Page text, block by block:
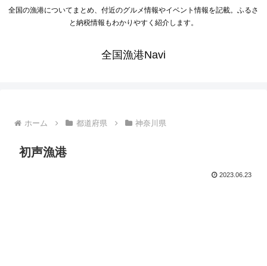
全国の漁港についてまとめ、付近のグルメ情報やイベント情報を記載。ふるさ
と納税情報もわかりやすく紹介します。
全国漁港Navi
ホーム 都道府県 神奈川県
初声漁港
2023.06.23